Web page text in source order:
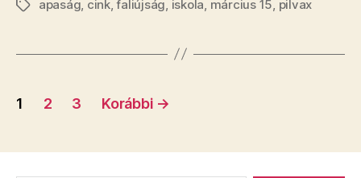
életem
ez
És
Címkékapaság cink,faliújság iskola március 15 pilvax
Bejegyzés
1 2 3 Korábbi →